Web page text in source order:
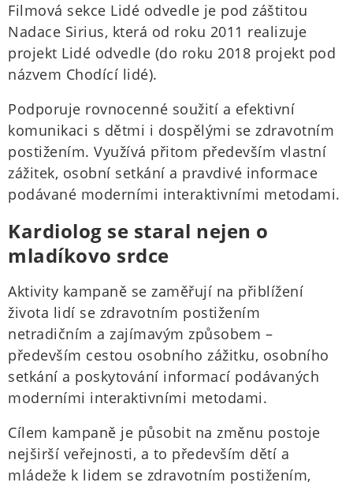
Filmová sekce Lidé odvedle je pod záštitou
Nadace Sirius, která od roku 2011 realizuje
projekt Lidé odvedle (do roku 2018 projekt pod
názvem Chodící lidé).
Podporuje rovnocenné soužití a efektivní
komunikaci s dětmi i dospělými se zdravotním
postižením. Využívá přitom především vlastní
zážitek, osobní setkání a pravdivé informace
podávané moderními interaktivními metodami.
Kardiolog se staral nejen o
mladíkovo srdce
Aktivity kampaně se zaměřují na přiblížení
života lidí se zdravotním postižením
netradičním a zajímavým způsobem –
především cestou osobního zážitku, osobního
setkání a poskytování informací podávaných
moderními interaktivními metodami.
Cílem kampaně je působit na změnu postoje
nejširší veřejnosti, a to především dětí a
mládeže k lidem se zdravotním postižením,